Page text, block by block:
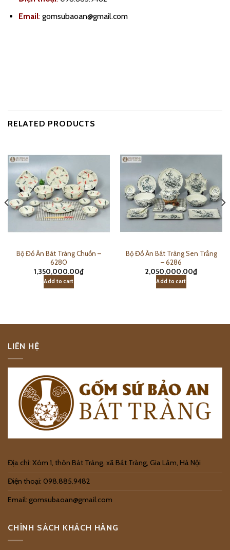
Email:gomsubaoan@gmail.com
RELATED PRODUCTS
Bộ Đồ Ăn Bát Tràng Chuồn –
6280
1,350,000.00₫
Add to cart
Bộ Đồ Ăn Bát Tràng Sen Trắng
– 6286
2,050,000.00₫
Add to cart
LIÊN HỆ
Địa chỉ: Xóm 1, thôn Bát Tràng, xã Bát Tràng, Gia Lâm, Hà Nội
Điện thoại: 098.885.9482
Email: gomsubaoan@gmail.com
CHÍNH SÁCH KHÁCH HÀNG